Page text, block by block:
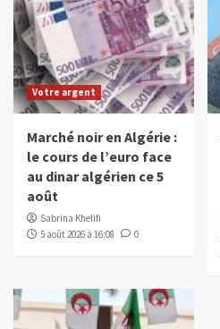
Votre argent
Marché noir en Algérie :
le cours de l’euro face
au dinar algérien ce 5
août
Sabrina Khelifi
5 août 2026 à 16:08
0